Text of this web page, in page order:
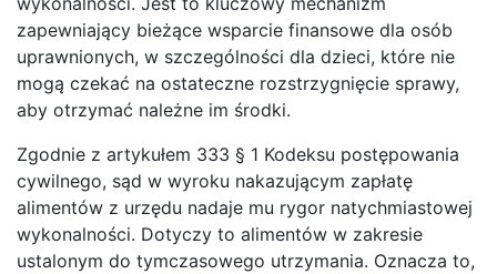
zapewniający bieżące wsparcie finansowe dla osób
uprawnionych, w szczególności dla dzieci, które nie
mogą czekać na ostateczne rozstrzygnięcie sprawy,
aby otrzymać należne im środki.
Zgodnie z artykułem 333 § 1 Kodeksu postępowania
cywilnego, sąd w wyroku nakazującym zapłatę
alimentów z urzędu nadaje mu rygor natychmiastowej
wykonalności. Dotyczy to alimentów w zakresie
ustalonym do tymczasowego utrzymania. Oznacza to,